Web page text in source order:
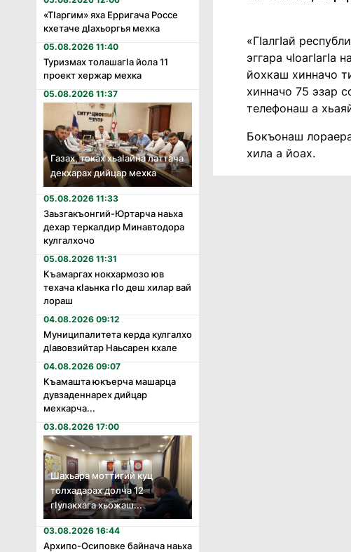
«Тӏаргим» яха Ерригача Россе
кхетаче дӏахьоргья мехка
05.08.2026 11:40
Туризмах толашагӏа йола 11
проект хержар мехка
05.08.2026 11:37
Газах, токах хьаӏайна латтача
декхарах дийцар мехка
05.08.2026 11:33
Заьзгакъонгий-Юртарча наьха
дехар теркалдир Минавтодора
кулгалхочо
05.08.2026 11:31
Къамаргах нокхармозо юв
техача кӏаьнка гӏо деш хилар вай
лораш
04.08.2026 09:12
Муниципалитета керда кулгалхо
дӏавовзийтар Наьсарен кхале
04.08.2026 09:07
Къамашта юкъерча машарца
дувзаденнарех дийцар
мехкарча...
03.08.2026 17:00
Шахьара моттигий куц
толхадарах долча 12
гӏулакхага хьожаш...
03.08.2026 16:44
Архипо-Осиповке байнача наьха
«ГӀалгӀай
эггара
йохкаш хинначо
хинначо 75 эзар
телефонаш а
Бокъонаш
хила а йоах.